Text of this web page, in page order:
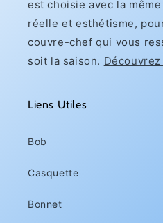
est choisie avec la
réelle et esthétisme,
couvre-chef qui vous
soit la saison.
Liens Utiles
Bob
Casquette
Bonnet